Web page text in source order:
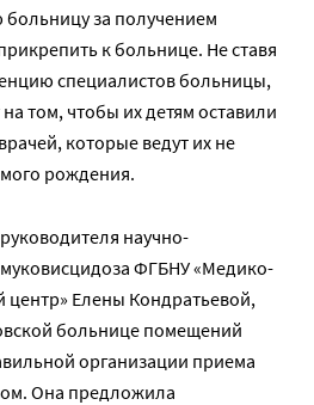
за получением
к больнице. Не ставя
специалистов больницы,
том, чтобы их детям оставили
которые ведут их не
рождения.
научно-
ФГБНУ «Медико-
центр» Елены Кондратьевой,
больнице помещений
организации приема
Она предложила